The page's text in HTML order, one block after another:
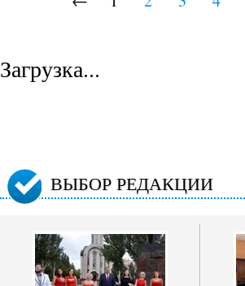
Загрузка...
ВЫБОР РЕДАКЦИИ